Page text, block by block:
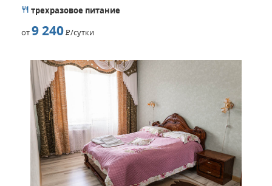
трехразовое питание
от9 240Р/сутки